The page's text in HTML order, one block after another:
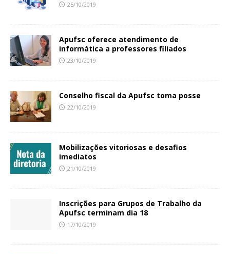
25/10/2019
Apufsc oferece atendimento de
informática a professores filiados
23/10/2019
Conselho fiscal da Apufsc toma posse
22/10/2019
Mobilizações vitoriosas e desafios
imediatos
21/10/2019
Inscrições para Grupos de Trabalho da
Apufsc terminam dia 18
17/10/2019